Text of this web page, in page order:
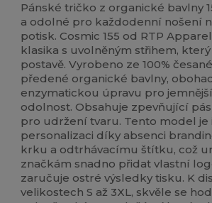
Pánské tričko z organické bavlny
a odolné pro každodenní nošení
potisk. Cosmic 155 od RTP
klasika s uvolněným střihem,
postavě. Vyrobeno ze 100%
předené organické bavlny,
enzymatickou úpravu pro
odolnost. Obsahuje zpevňující
pro udržení tvaru. Tento model je
personalizaci díky absenci
krku a odtrhávacímu štítku, což
značkám snadno přidat vlastní
zaručuje ostré výsledky tisku. K
velikostech S až 3XL, skvěle se